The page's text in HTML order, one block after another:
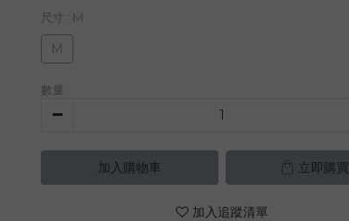
尺寸 : M
M
數量
加入購物車 立即購買
加入追蹤清單